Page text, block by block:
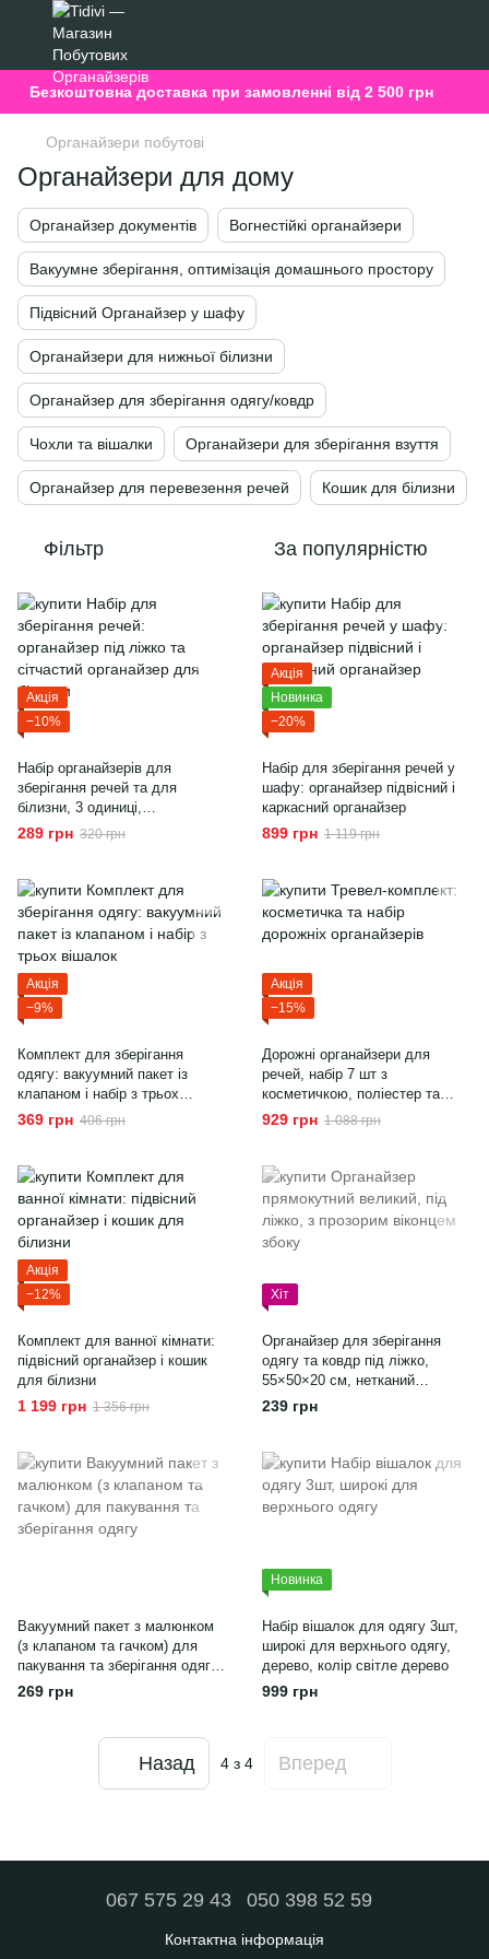
Безкоштовна доставка при замовленні від 2 500 грн
Органайзери побутові
Органайзери для дому
Органайзер документів Вогнестійкі органайзери
Вакуумне зберігання, оптимізація домашнього простору
Підвісний Органайзер у шафу
Органайзери для нижньої білизни
Органайзер для зберігання одягу/ковдр
Чохли та вішалки Органайзери для зберігання взуття
Органайзер для перевезення речей Кошик для білизни
Фільтр За популярністю
Акція
−10%
Набір органайзерів для
зберігання речей та для
білизни, 3 одиниці,
текстильний
289 грн 320 грн
Акція
Новинка
−20%
Набір для зберігання речей у
шафу: органайзер підвісний і
каркасний органайзер
899 грн 1 119 грн
Акція
−9%
Комплект для зберігання
одягу: вакуумний пакет із
клапаном і набір з трьох
вішалок
369 грн 406 грн
Акція
−15%
Дорожні органайзери для
речей, набір 7 шт з
косметичкою, поліестер та
нейлон, для подорожей
929 грн 1 088 грн
Акція
−12%
Комплект для ванної кімнати:
підвісний органайзер і кошик
для білизни
1 199 грн 1 356 грн
Хіт
Органайзер для зберігання
одягу та ковдр під ліжко,
55×50×20 см, нетканий
матеріал, з прозорим віконцем
239 грн
Вакуумний пакет з малюнком
(з клапаном та гачком) для
пакування та зберігання одягу;
Розмір M
269 грн
Новинка
Набір вішалок для одягу 3шт,
широкі для верхнього одягу,
дерево, колір світле дерево
999 грн
Назад 4з 4 Вперед
067 575 29 43 050 398 52 59
Контактна інформація